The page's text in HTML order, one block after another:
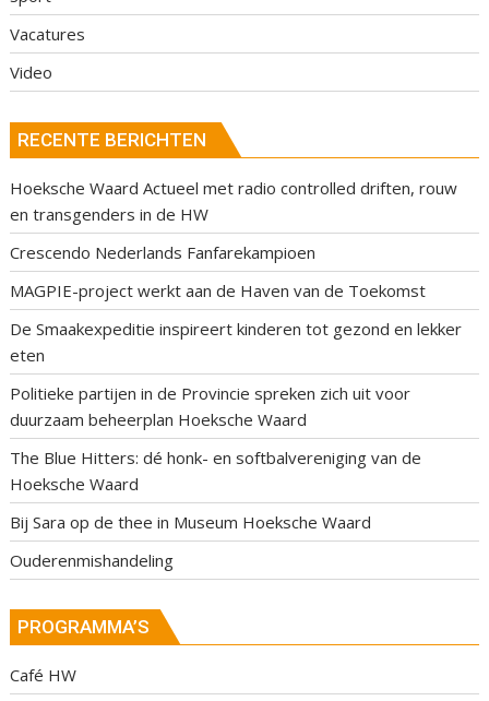
Vacatures
Video
RECENTE BERICHTEN
Hoeksche Waard Actueel met radio controlled driften, rouw
en transgenders in de HW
Crescendo Nederlands Fanfarekampioen
MAGPIE-project werkt aan de Haven van de Toekomst
De Smaakexpeditie inspireert kinderen tot gezond en lekker
eten
Politieke partijen in de Provincie spreken zich uit voor
duurzaam beheerplan Hoeksche Waard
The Blue Hitters: dé honk- en softbalvereniging van de
Hoeksche Waard
Bij Sara op de thee in Museum Hoeksche Waard
Ouderenmishandeling
PROGRAMMA’S
Café HW